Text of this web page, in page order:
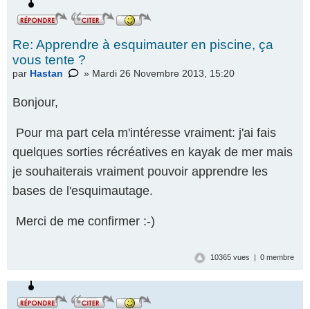
Re: Apprendre à esquimauter en piscine, ça
vous tente ?
par Hastan » Mardi 26 Novembre 2013, 15:20
Bonjour,
Pour ma part cela m'intéresse vraiment: j'ai fais
quelques sorties récréatives en kayak de mer mais
je souhaiterais vraiment pouvoir apprendre les
bases de l'esquimautage.
Merci de me confirmer :-)
10365 vues | 0 membre
icône